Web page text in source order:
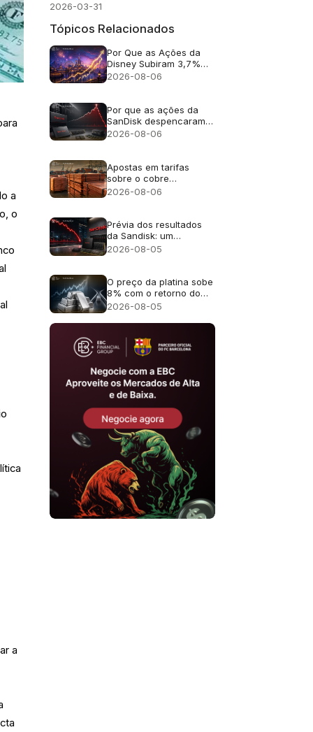
a
o
a
2026-03-31
Tópicos Relacionados
Por Que as Ações da
Disney Subiram 3,7%
Apesar da Receita
2026-08-06
Por que as ações da
SanDisk despencaram
cerca de 13% apesar
2026-08-06
Apostas em tarifas
sobre o cobre
impulsionam o preço do
2026-08-06
Prévia dos resultados
da Sandisk: um
crescimento de receita
47% em julho?
2026-08-05
O preço da platina sobe
8% com o retorno do
foco ao déficit de oferta
2026-08-05